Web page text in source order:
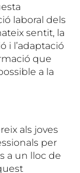
laboral dels
sentit, la
i l’adaptació
que
a la
als joves
per
a un lloc de